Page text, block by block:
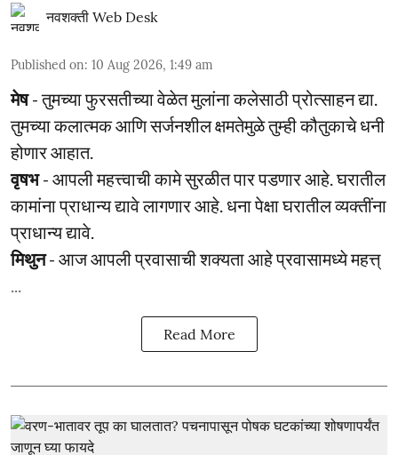
नवशक्ती Web Desk
Published on: 10 Aug 2026, 1:49 am
मेष- तुमच्या फुरसतीच्या वेळेत मुलांना कलेसाठी प्रोत्साहन द्या.
तुमच्या कलात्मक आणि सर्जनशील क्षमतेमुळे तुम्ही कौतुकाचे धनी
होणार आहात.
वृषभ- आपली महत्त्वाची कामे सुरळीत पार पडणार आहे. घरातील
कामांना प्राधान्य द्यावे लागणार आहे. धना पेक्षा घरातील व्यक्तींना
प्राधान्य द्यावे.
मिथुन- आज आपली प्रवासाची शक्यता आहे प्रवासामध्ये महत्त्
Read More